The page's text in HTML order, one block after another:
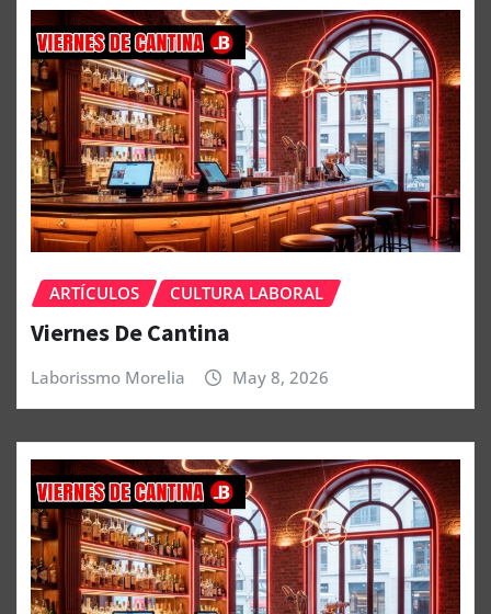
ARTÍCULOS CULTURA LABORAL
Viernes De Cantina
Laborissmo Morelia May 8, 2026